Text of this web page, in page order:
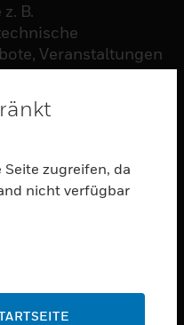
B.
Veranstaltungen
Sonderangebote
zugreifen, da
nicht verfügbar